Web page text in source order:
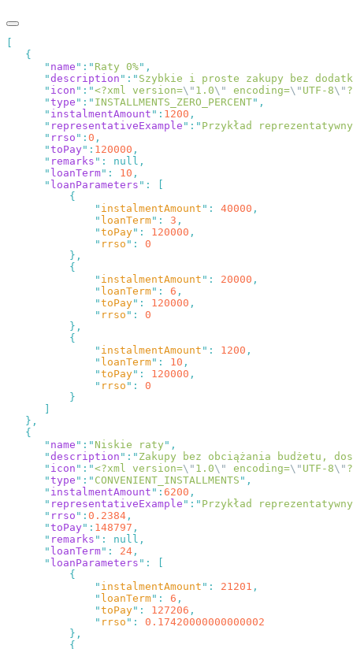
      "
name " : " Raty 0%"
      "
description " : " Szybkie i proste zakupy bez
      "
icon " : "<?xml version=\" 1.0\" encoding=\" UTF-8\"
      "
type " : " INSTALLMENTS_ZERO_PERCENT"
      "
instalmentAmount " : 1200
      "
representativeExample " : " Przykład reprezentatywny
      "
rrso " : 0
      "
toPay" : 120000
      "
remarks " :
      "
loanTerm" : 10
      "
loanParameters " :
              "
instalmentAmount " : 40000
              "
loanTerm" : 3
              "
toPay" : 120000
              "
rrso " :
              "
instalmentAmount " : 20000
              "
loanTerm" : 6
              "
toPay" : 120000
              "
rrso " :
              "
instalmentAmount " : 1200
              "
loanTerm" : 10
              "
toPay" : 120000
              "
rrso " :
      "
name " : " Niskie raty "
      "
description " : " Zakupy bez obciążania budżetu,
      "
icon " : "<?xml version=\" 1.0\" encoding=\" UTF-8\"
      "
type " : " CONVENIENT_INSTALLMENTS "
      "
instalmentAmount " : 6200
      "
representativeExample " : " Przykład reprezentatywny
      "
rrso " : 0.2384
      "
toPay" : 148797
      "
remarks " :
      "
loanTerm" : 24
      "
loanParameters " :
              "
instalmentAmount " : 21201
              "
loanTerm" : 6
              "
toPay" : 127206
              "
rrso " :